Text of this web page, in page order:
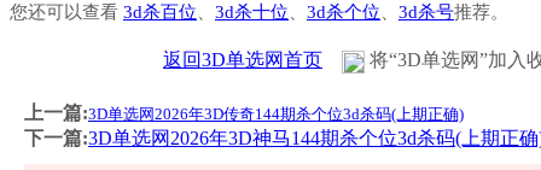
您还可以查看 3d杀百位 3d杀十位 3d杀个位 3d杀号推荐。
返回3D单选网首页 将“3D单选网”加入
上一篇:3D单选网2026年3D传奇144期杀个位3d杀码(上期正确)
下一篇:3D单选网2026年3D神马144期杀个位3d杀码(上期正